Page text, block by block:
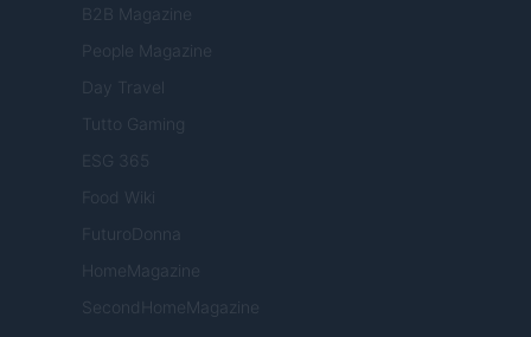
B2B Magazine
People Magazine
Day Travel
Tutto Gaming
ESG 365
Food Wiki
FuturoDonna
HomeMagazine
SecondHomeMagazine